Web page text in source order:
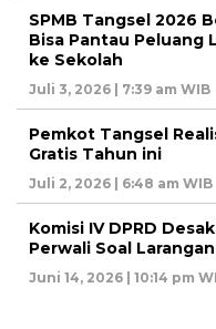
SPMB Tangsel 2026
Bisa Pantau Peluang
ke Sekolah
Juli 3, 2026 | 7:39 am WIB
Pemkot Tangsel
Gratis Tahun ini
Juli 2, 2026 | 6:48 am WIB
Komisi IV DPRD
Perwali Soal
Juni 14, 2026 | 10:14 pm